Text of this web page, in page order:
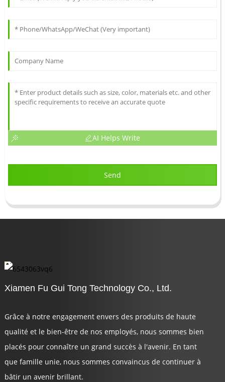
AI Helps Write
Send
Xiamen Fu Gui Tong Technology Co., Ltd.
Grâce à notre engagement envers des produits de haute
qualité et le bien-être de nos employés, nous sommes bien
placés pour connaître un grand succès à l'avenir. En tant
que famille unie, nous sommes convaincus de continuer à
bâtir un avenir brillant.